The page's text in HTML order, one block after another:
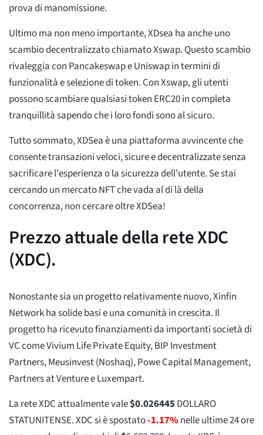
prova di manomissione.
Ultimo ma non meno importante, XDsea ha anche uno
scambio decentralizzato chiamato Xswap. Questo scambio
rivaleggia con Pancakeswap e Uniswap in termini di
funzionalità e selezione di token. Con Xswap, gli utenti
possono scambiare qualsiasi token ERC20 in completa
tranquillità sapendo che i loro fondi sono al sicuro.
Tutto sommato, XDSea è una piattaforma avvincente che
consente transazioni veloci, sicure e decentralizzate senza
sacrificare l'esperienza o la sicurezza dell'utente. Se stai
cercando un mercato NFT che vada al di là della
concorrenza, non cercare oltre XDSea!
Prezzo attuale della rete XDC
(XDC).
Nonostante sia un progetto relativamente nuovo, Xinfin
Network ha solide basi e una comunità in crescita. Il
progetto ha ricevuto finanziamenti da importanti società di
VC come Vivium Life Private Equity, BIP Investment
Partners, Meusinvest (Noshaq), Powe Capital Management,
Partners at Venture e Luxempart.
La rete XDC attualmente vale$0.026445DOLLARO
STATUNITENSE. XDC si è spostato-1.17%nelle ultime 24 ore